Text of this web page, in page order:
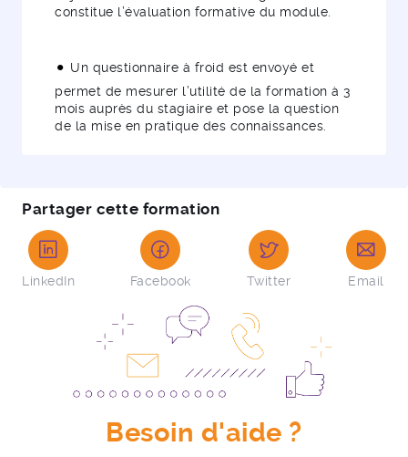
constitue l’évaluation formative du module.
Un questionnaire à froid est envoyé et
permet de mesurer l’utilité de la formation à 3
mois auprès du stagiaire et pose la question
de la mise en pratique des connaissances.
Partager cette formation
LinkedIn Facebook Twitter Email
Besoin d'aide ?